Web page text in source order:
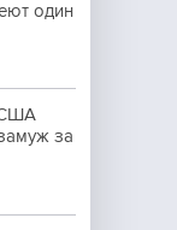
один
США
за